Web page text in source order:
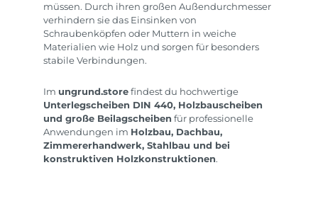
müssen. Durch ihren großen Außendurchmesser
verhindern sie das Einsinken von
Schraubenköpfen oder Muttern in weiche
Materialien wie Holz und sorgen für besonders
stabile Verbindungen.
Im ungrund.store findest du hochwertige
Unterlegscheiben DIN 440, Holzbauscheiben
und große Beilagscheiben für professionelle
Anwendungen im Holzbau, Dachbau,
Zimmererhandwerk, Stahlbau und bei
konstruktiven Holzkonstruktionen.